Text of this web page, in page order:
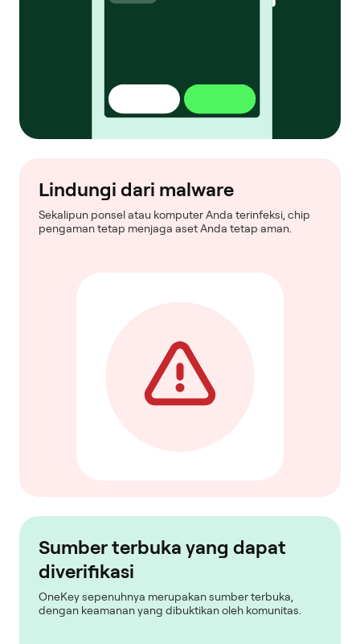
Lindungi dari malware
Sekalipun ponsel atau komputer Anda terinfeksi, chip
pengaman tetap menjaga aset Anda tetap aman.
Sumber terbuka yang dapat
diverifikasi
OneKey sepenuhnya merupakan sumber terbuka,
dengan keamanan yang dibuktikan oleh komunitas.